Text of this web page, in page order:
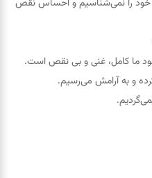
را نمی‌شناسیم و احساس نقص
ما کامل، غنی و بی نقص است.
و به آرامش می‌رسیم.